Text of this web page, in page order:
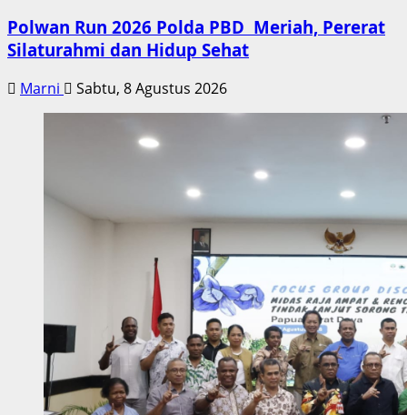
Polwan Run 2026 Polda PBD Meriah, Pererat
Silaturahmi dan Hidup Sehat
Marni Sabtu, 8 Agustus 2026